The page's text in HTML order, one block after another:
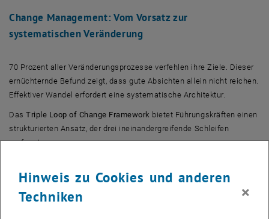
Change Management: Vom Vorsatz zur
systematischen Veränderung
70 Prozent aller Veränderungsprozesse verfehlen ihre Ziele. Dieser
ernüchternde Befund zeigt, dass gute Absichten allein nicht reichen.
Effektiver Wandel erfordert eine systematische Architektur.
DasTriple Loop of Change Framework bietet Führungskräften einen
strukturierten Ansatz, der drei ineinandergreifende Schleifen
umfasst:
Veränderungsziele, Identifikation von Widerständen und
Unterstützern.
Hinweis zu Cookies und anderen
Techniken
×